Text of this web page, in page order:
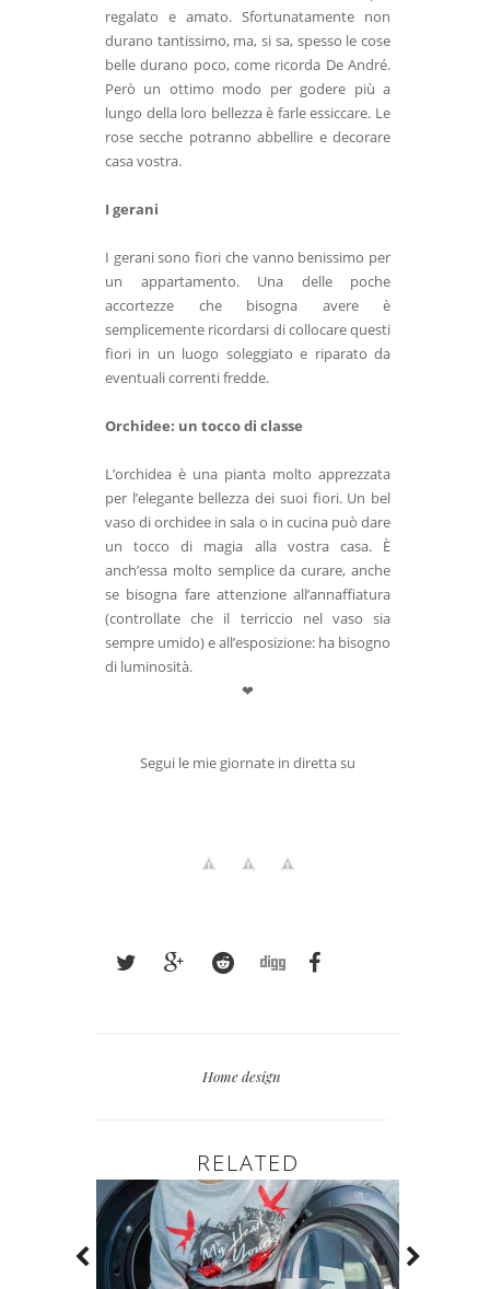
regalato e amato. Sfortunatamente non
durano tantissimo, ma, si sa, spesso le cose
belle durano poco, come ricorda De André.
Però un ottimo modo per godere più a
lungo della loro bellezza è farle essiccare. Le
rose secche potranno abbellire e decorare
casa vostra.
I gerani
I gerani sono fiori che vanno benissimo per
un appartamento. Una delle poche
accortezze che bisogna avere è
semplicemente ricordarsi di collocare questi
fiori in un luogo soleggiato e riparato da
eventuali correnti fredde.
Orchidee: un tocco di classe
L’orchidea è una pianta molto apprezzata
per l’elegante bellezza dei suoi fiori. Un bel
vaso di orchidee in sala o in cucina può dare
un tocco di magia alla vostra casa. È
anch’essa molto semplice da curare, anche
se bisogna fare attenzione all’annaffiatura
(controllate che il terriccio nel vaso sia
sempre umido) e all’esposizione: ha bisogno
di luminosità.
❤
Segui le mie giornate in diretta su
Home design
RELATED